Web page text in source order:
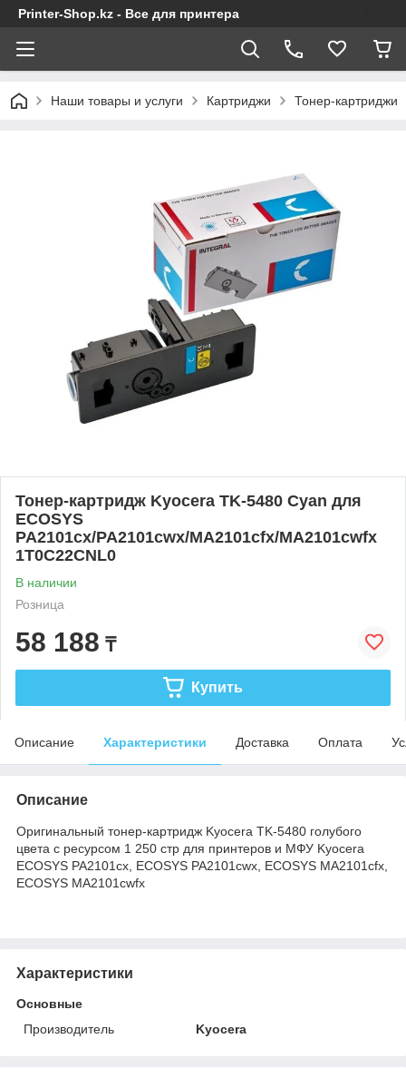
Printer-Shop.kz - Все для принтера
Наши товары и услуги Картриджи Тонер-картриджи
Тонер-картридж Kyocera TK-5480 Cyan для
ECOSYS
PA2101cx/PA2101cwx/MA2101cfx/MA2101cwfx
1T0C22CNL0
В наличии
Розница
58 188 ₸
Купить
Описание Характеристики Доставка Оплата
Описание
Оригинальный тонер-картридж Kyocera TK-5480 голубого
цвета с ресурсом 1 250 стр для принтеров и МФУ Kyocera
ECOSYS PA2101cx, ECOSYS PA2101cwx, ECOSYS MA2101cfx,
ECOSYS MA2101cwfx
Характеристики
Основные
Производитель
Kyocera